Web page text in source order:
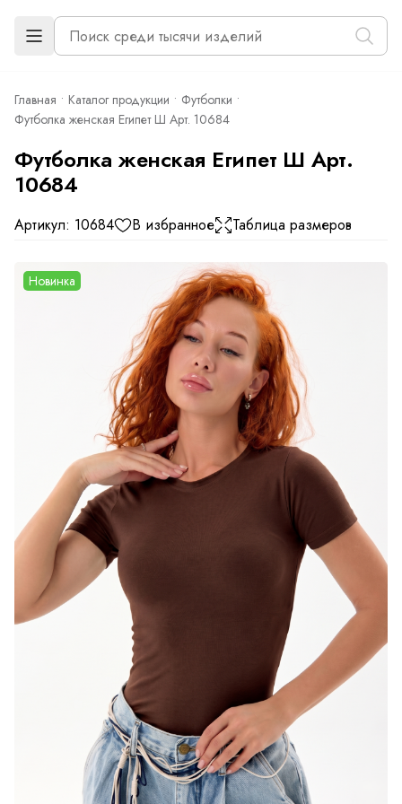
Главная Каталог продукции
Футболки
Футболка женская Египет Ш Арт. 10684
Футболка женская Египет Ш Арт.
10684
Артикул: 10684 В избранное Таблица размеров
Новинка